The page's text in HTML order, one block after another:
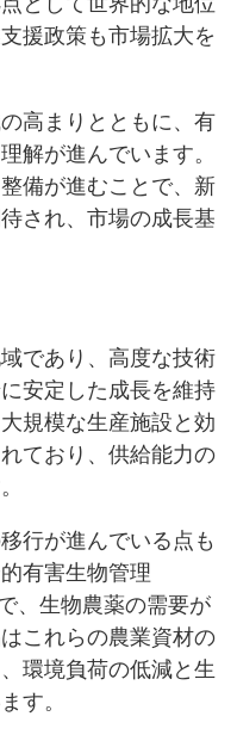
援政策も市場拡大を
高まりとともに、有
解が進んでいます。
備が進むことで、新
され、市場の成長基
であり、高度な技術
安定した成長を維持
規模な生産施設と効
ており、供給能力の
行が進んでいる点も
有害生物管理
、生物農薬の需要が
これらの農業資材の
環境負荷の低減と生
す。